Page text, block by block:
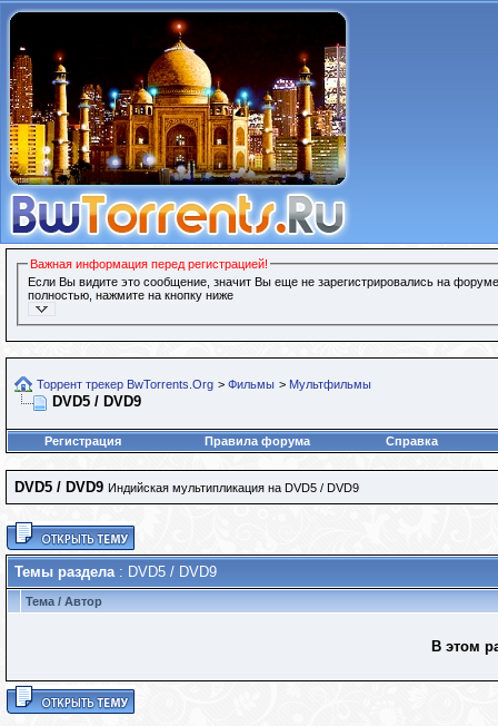
Важная информация перед регистрацией!
Если Вы видите это сообщение, значит Вы еще не зарегистрировались на
полностью, нажмите на кнопку ниже
Торрент трекер BwTorrents.Org > Фильмы > Мультфильмы
DVD5 / DVD9
Регистрация Правила форума Справка
DVD5 / DVD9 Индийская мультипликация на DVD5 / DVD9
Темы раздела: DVD5 / DVD9
Тема / Автор
В этом